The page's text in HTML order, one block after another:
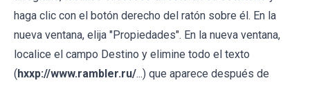
haga clic con el botón derecho del ratón sobre él. En la
nueva ventana, elija "Propiedades". En la nueva ventana,
localice el campo Destino y elimine todo el texto
(hxxp://www.rambler.ru/...) que aparece después de